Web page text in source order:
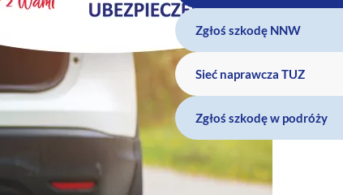
Zgłoś szkodę NNW
Sieć naprawcza TUZ
Zgłoś szkodę w podróży